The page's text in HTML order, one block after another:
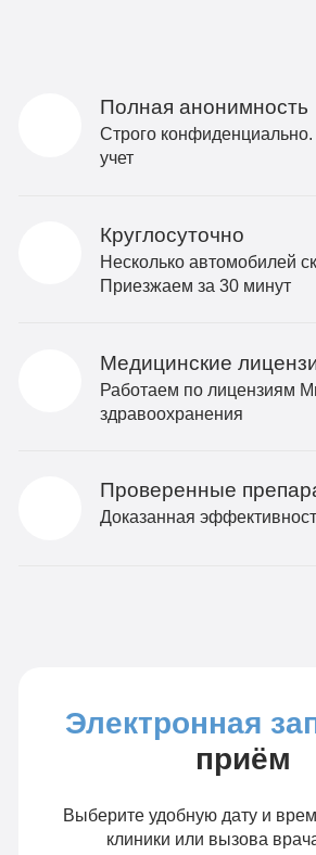
Полная анонимность
Строго конфиденциально.
учет
Круглосуточно
Несколько автомобилей
Приезжаем за 30 минут
Медицинские
Работаем по лицензиям
здравоохранения
Проверенные
Доказанная
Электронная
приём
Выберите удобную дату и
клиники или вызова